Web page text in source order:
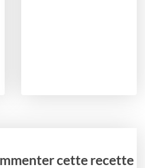
cette recette